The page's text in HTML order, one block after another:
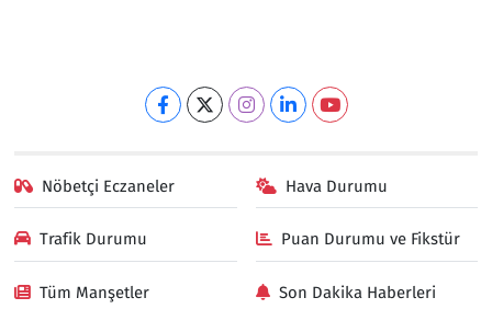
Nöbetçi Eczaneler Hava Durumu
Trafik Durumu Puan Durumu ve Fikstür
Tüm Manşetler Son Dakika Haberleri